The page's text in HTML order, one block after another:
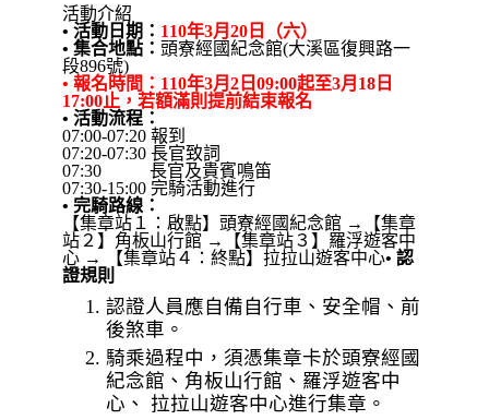
活動介紹
• 活動日期： 110年3月20日（六）
• 集合地點： 頭寮經國紀念館(大溪區復興路一
段896號)
• 報名時間：110年3月2日09:00起至3月18日
17:00止，若額滿則提前結束報名
• 活動流程：
07:00-07:20 報到
07:20-07:30 長官致詞
07:30 長官及貴賓鳴笛
07:30-15:00 完騎活動進行
• 完騎路線：
【集章站１：啟點】頭寮經國紀念館 →【集章
站２】角板山行館 →【集章站３】羅浮遊客中
心 → 【集章站４：終點】拉拉山遊客中心• 認
證規則
認證人員應自備自行車、安全帽、前
後煞車。
騎乘過程中，須憑集章卡於頭寮經國
紀念館、角板山行館、羅浮遊客中
心、 拉拉山遊客中心進行集章。